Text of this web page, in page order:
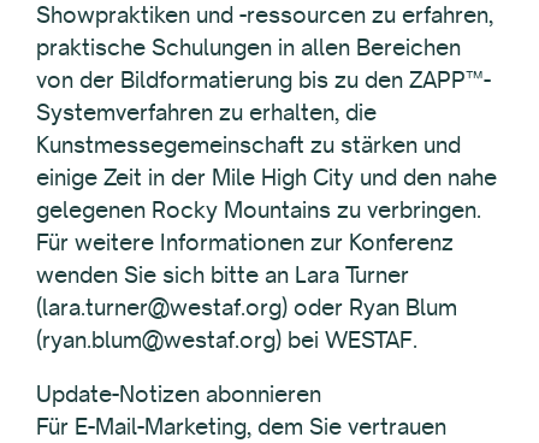
Showpraktiken und -ressourcen zu erfahren,
praktische Schulungen in allen Bereichen
von der Bildformatierung bis zu den ZAPP™-
Systemverfahren zu erhalten, die
Kunstmessegemeinschaft zu stärken und
einige Zeit in der Mile High City und den nahe
gelegenen Rocky Mountains zu verbringen.
Für weitere Informationen zur Konferenz
wenden Sie sich bitte an Lara Turner
(lara.turner@westaf.org) oder Ryan Blum
(ryan.blum@westaf.org) bei WESTAF.
Update-Notizen abonnieren
Für E-Mail-Marketing, dem Sie vertrauen